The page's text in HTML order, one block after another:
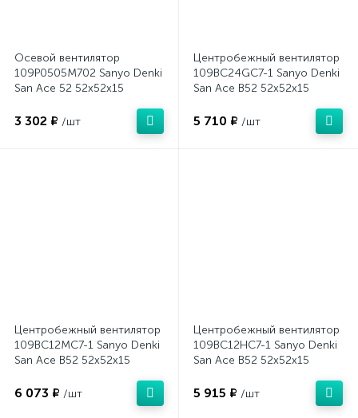
Осевой вентилятор
109P0505M702 Sanyo Denki
San Ace 52 52x52x15
3 302 ₽ /шт
Центробежный вентилятор
109BC24GC7-1 Sanyo Denki
San Ace B52 52x52x15
5 710 ₽ /шт
Центробежный вентилятор
109BC12MC7-1 Sanyo Denki
San Ace B52 52x52x15
6 073 ₽ /шт
Центробежный вентилятор
109BC12HC7-1 Sanyo Denki
San Ace B52 52x52x15
5 915 ₽ /шт